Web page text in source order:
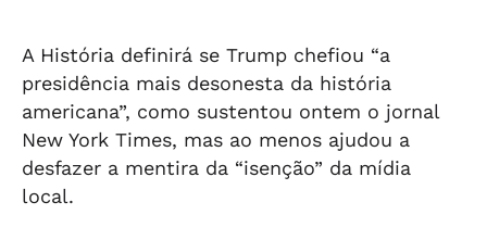
A História definirá se Trump chefiou “a
presidência mais desonesta da história
americana”, como sustentou ontem o jornal
New York Times, mas ao menos ajudou a
desfazer a mentira da “isenção” da mídia
local.